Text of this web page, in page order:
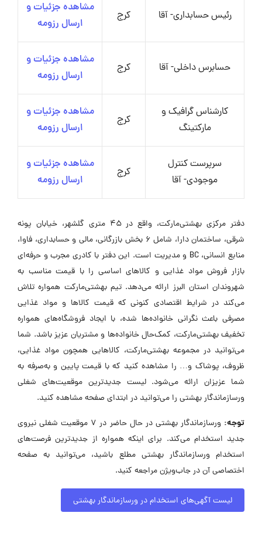
رئیس حسابداری- آقا کرج
مشاهده جزئیات و
ارسال رزومه
حسابرس داخلی- آقا کرج
مشاهده جزئیات و
ارسال رزومه
کارشناس گرافیک و
مارکتینگ
کرج
مشاهده جزئیات و
ارسال رزومه
سرپرست کنترل
موجودی- آقا
کرج
مشاهده جزئیات و
ارسال رزومه
دفتر مرکزی بهشتی‌مارکت، واقع در ۴۵ متری گلشهر، خیابان پونه
شرقی، ساختمان دارا، شامل ۶ بخش بازرگانی، مالی و حسابداری، فاوا،
منابع انسانی، BC و مدیریت است. این دفتر با کادری مجرب و حرفه‌ای
بازار فروش مواد غذایی و کالاهای اساسی را با قیمت مناسب به
شهروندان استان البرز ارائه می‌دهد. تیم بهشتی‌مارکت همواره تلاش
می‌کند در شرایط اقتصادی کنونی که قیمت کالاها و مواد غذایی
مصرفی باعث نگرانی خانواده‌ها شده، با ایجاد فروشگاه‌های همواره
تخفیف بهشتی‌مارکت، کمک‌حال خانواده‌ها و مشتریان عزیز باشد. شما
می‌توانید در مجموعه بهشتی‌مارکت، کالاهایی همچون مواد غذایی،
ظروف، پوشاک و… را مشاهده کنید که با قیمت پایین و به‌صرفه به
شما عزیزان ارائه می‌شود. لیست جدیدترین موقعیت‌های شغلی
ورسازماندگار بهشتی را می‌توانید در ابتدای صفحه مشاهده کنید.
توجه:
ورسازماندگار بهشتی در حال حاضر در ۷ موقعیت شغلی نیروی
جدید استخدام می‌کند. برای اینکه همواره از جدیدترین فرصت‌های
استخدام ورسازماندگار بهشتی مطلع باشید، می‌توانید به صفحه
اختصاصی آن در جاب‌ویژن مراجعه کنید.
لیست آگهی‌های استخدام در ورسازماندگار بهشتی